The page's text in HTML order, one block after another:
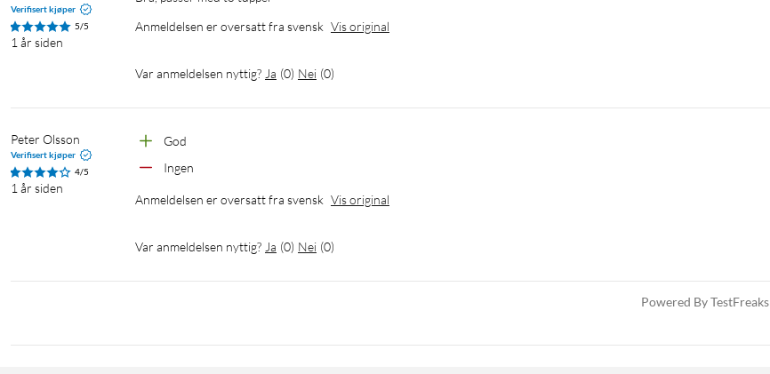
Verifisert kjøper
5/5
1 år siden
Anmeldelsen er oversatt fra svensk Vis original
Var anmeldelsen nyttig? Ja (0) Nei (0)
Peter Olsson
Verifisert kjøper
4/5
1 år siden
God
Ingen
Anmeldelsen er oversatt fra svensk Vis original
Var anmeldelsen nyttig? Ja (0) Nei (0)
Powered By TestFreaks